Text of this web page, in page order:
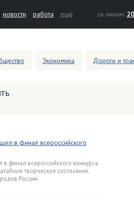
новости работа ещё за окном:
Экономика Дороги и
в финал всероссийского
финал всероссийского конкурса
творческое состязание,
России.